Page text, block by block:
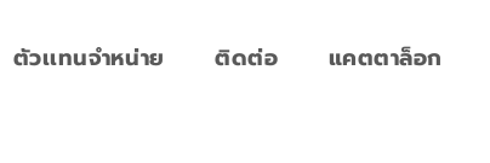
ตัวเเทนจำหน่าย ติดต่อ แคตตาล็อก